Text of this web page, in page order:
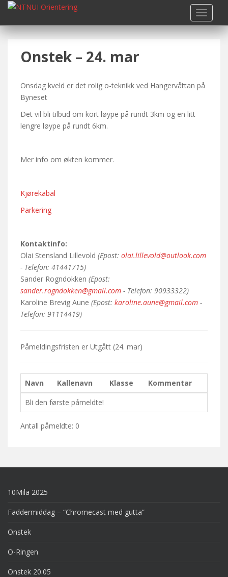
i
Onstek – 24. mar
Onsdag kveld er det rolig o-teknikk ved Hangervåttan på
Byneset
Det vil bli tilbud om kort løype på rundt 3km og en litt
lengre løype på rundt 6km.
Mer info om økten kommer.
Kjørekabal
Parkering
Kontaktinfo:
Olai Stensland Lillevold (Epost: olai.lillevold@outlook.com
- Telefon: 41441715)
Sander Rogndokken (Epost:
sander.rogndokken@gmail.com - Telefon: 90933322)
Karoline Brevig Aune (Epost: karoline.aune@gmail.com -
Telefon: 91114419)
Påmeldingsfristen er Utgått (24. mar)
Navn Kallenavn Klasse
Kommentar
Bli den første påmeldte!
Antall påmeldte: 0
10Mila 2025
Faddermiddag – “Chromecast med gutta”
Onstek
O-Ringen
Onstek 20.05